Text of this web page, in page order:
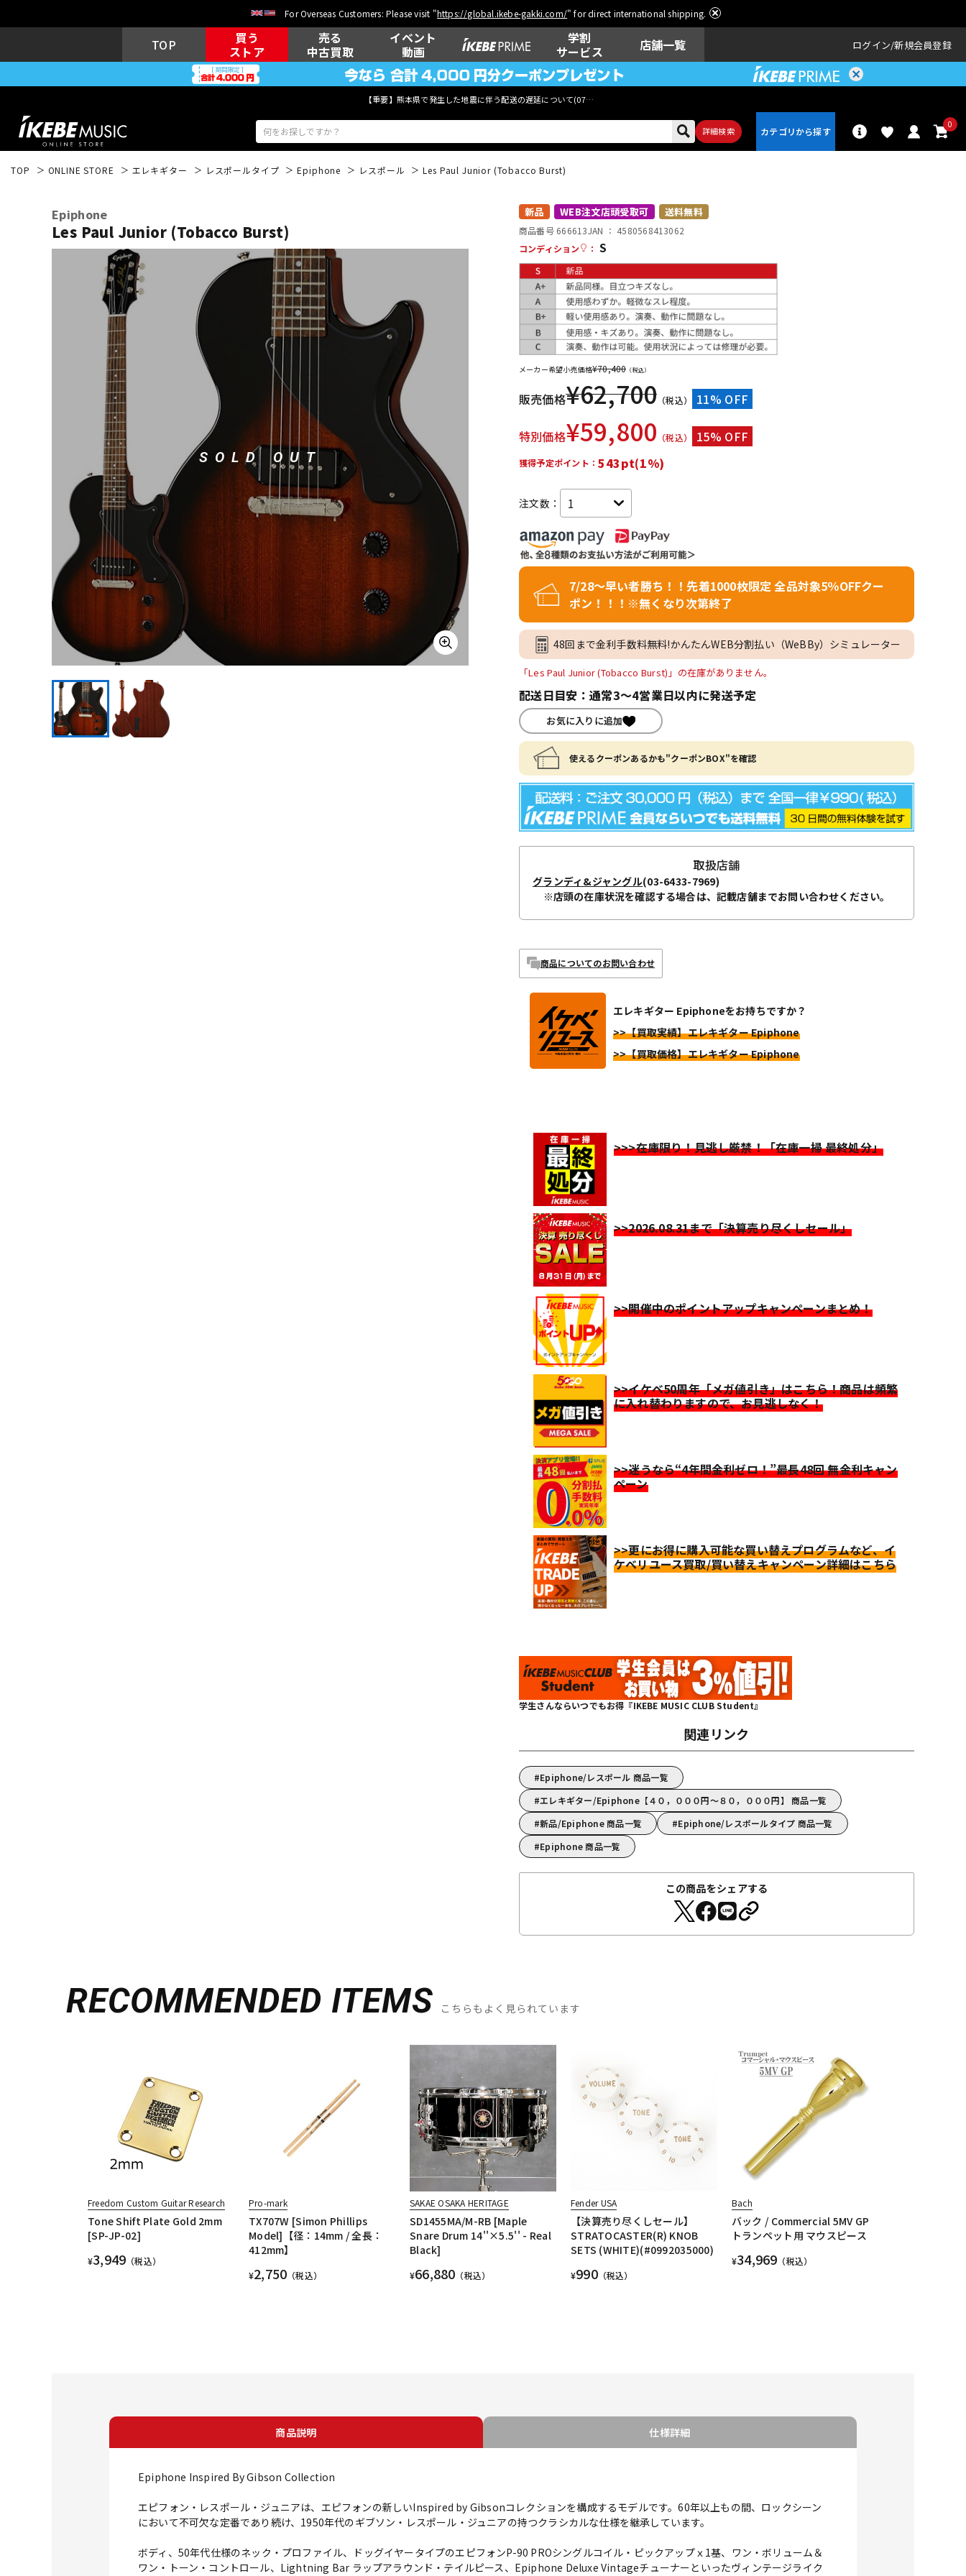
For Overseas Customers: Please visit "https://global.ikebe-gakki.com/" for direct international shipping.
TOP
買う
ストア
売る
中古買取
イベント
動画
学割
サービス
店舗一覧 ログイン 新規会員登録
【重要】熊本県で発生した地震に伴う配送の遅延について(07月29日
詳細検索
0
ウクレレ ドラム
キーボード 電子ピアノ その他楽器
DJ機器 DTM DTM オンラ
イン納品
レコーディン
グ機器
配信/ライブ
機器
中古 ヴィンテージ
TOP ONLINE STORE エレキギター レスポールタイプ Epiphone レスポール Les Paul Junior (Tobacco Burst)
Epiphone
Les Paul Junior (Tobacco Burst)
SOLD OUT
新品 WEB注文店頭受取可 送料無料
商品番号 666613JAN ： 4580568413062
コンディション
： S
メーカー希望小売価格¥70,400 （税込）
販売価格¥62,700 （税込） 11% OFF
特別価格¥59,800 （税込） 15% OFF
獲得予定ポイント： 543pt(1%)
注文数：
7/28～早い者勝ち！！先着1000枚限定 全品対象5％OFFクー
ポン！！！※無くなり次第終了
48回まで金利手数料無料!かんたんWEB分割払い（WeBBy）シミュレーター
「Les Paul Junior (Tobacco Burst)」の在庫がありません。
配送日目安：通常3～4営業日以内に発送予定
お気に入りに追加
使えるクーポンあるかも"クーポンBOX"を確認
取扱店舗
グランディ&ジャングル(03-6433-7969)
※店頭の在庫状況を確認する場合は、記載店舗までお問い合わせください。
商品についてのお問い合わせ
エレキギター Epiphoneをお持ちですか？
>>【買取実績】エレキギター Epiphone
>>【買取価格】エレキギター Epiphone
>>>在庫限り！見逃し厳禁！「在庫一掃 最終処分」
>>2026.08.31まで「決算売り尽くしセール」
>>開催中のポイントアップキャンペーンまとめ！
>>イケベ50周年「メガ値引き」はこちら！商品は頻繁
に入れ替わりますので、お見逃しなく！
>>迷うなら“4年間金利ゼロ！”最長48回 無金利キャン
ペーン
>>更にお得に購入可能な買い替えプログラムなど、イ
ケベリユース買取/買い替えキャンペーン詳細はこちら
学生さんならいつでもお得『IKEBE MUSIC CLUB Student』
関連リンク
Epiphone/レスポール 商品一覧
エレキギター/Epiphone【４０，０００円～８０，０００円】 商品一覧
新品/Epiphone 商品一覧
Epiphone/レスポールタイプ 商品一覧
Epiphone 商品一覧
この商品をシェアする
RECOMMENDED ITEMS こちらもよく見られています
Freedom Custom Guitar Research
Tone Shift Plate Gold 2mm
[SP-JP-02]
¥3,949 （税込）
Pro-mark
TX707W [Simon Phillips
Model]【径：14mm / 全長：
412mm】
¥2,750 （税込）
SAKAE OSAKA HERITAGE
SD1455MA/M-RB [Maple
Snare Drum 14''×5.5'' - Real
Black]
¥66,880 （税込）
Fender USA
【決算売り尽くしセール】
STRATOCASTER(R) KNOB
SETS (WHITE)(#0992035000)
¥990（税込）
Bach
バック / Commercial 5MV GP
トランペット用 マウスピース
¥34,969 （税込）
商品説明 仕様詳細
Epiphone Inspired By Gibson Collection
エピフォン・レスポール・ジュニアは、エピフォンの新しいInspired by Gibsonコレクションを構成するモデルです。60年以上もの間、ロックシーン
において不可欠な定番であり続け、1950年代のギブソン・レスポール・ジュニアの持つクラシカルな仕様を継承しています。
ボディ、50年代仕様のネック・プロファイル、ドッグイヤータイプのエピフォンP-90 PROシングルコイル・ピックアップｘ1基、ワン・ボリューム＆
ワン・トーン・コントロール、Lightning Bar ラップアラウンド・テイルピース、Epiphone Deluxe Vintageチューナーといったヴィンテージライク